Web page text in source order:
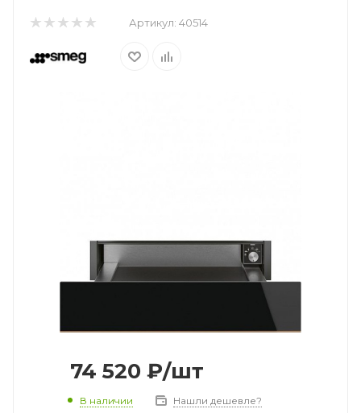
Артикул: 40514
74 520 ₽/шт
В наличии Нашли дешевле?